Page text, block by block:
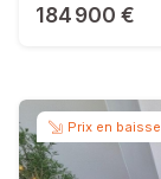
184 900 €
Prix en baisse